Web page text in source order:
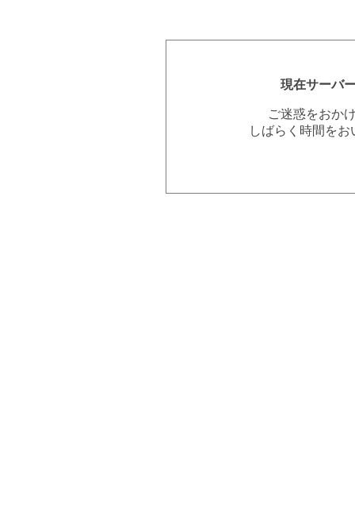
現在サーバ
ご迷惑をおか
しばらく時間を